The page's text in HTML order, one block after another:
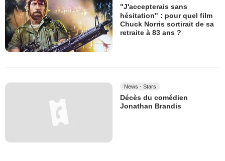
"J'accepterais sans
hésitation" : pour quel film
Chuck Norris sortirait de sa
retraite à 83 ans ?
News - Stars
Décès du comédien
Jonathan Brandis